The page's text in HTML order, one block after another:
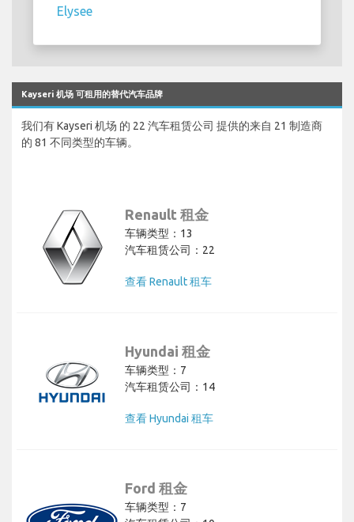
Elysee
Kayseri 机场 可租用的替代汽车品牌
我们有 Kayseri 机场 的 22 汽车租赁公司 提供的来自 21 制造商
的 81 不同类型的车辆。
Renault 租金
车辆类型：13
汽车租赁公司：22
查看 Renault 租车
Hyundai 租金
车辆类型：7
汽车租赁公司：14
查看 Hyundai 租车
Ford 租金
车辆类型：7